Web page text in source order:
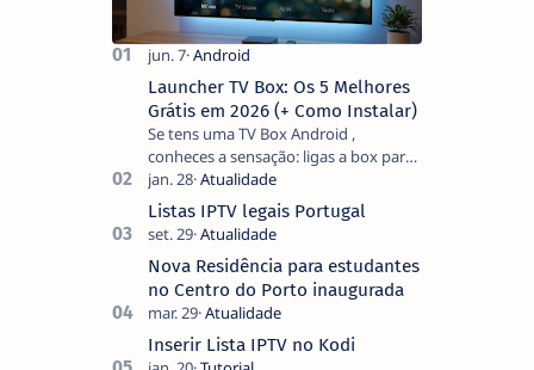
Launcher TV Box: Os 5 Melhores
Grátis em 2026 (+ Como Instalar)
Se tens uma TV Box Android ,
conheces a sensação: ligas a box para
ver um filme e o ecrã inicial está
coberto de sugestões que não
pediste, ban…
Listas IPTV legais Portugal
Nova Residência para estudantes
no Centro do Porto inaugurada
Inserir Lista IPTV no Kodi